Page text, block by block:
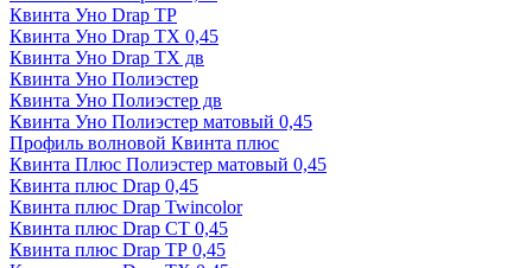
Квинта Уно Drap ТР
Квинта Уно Drap ТХ 0,45
Квинта Уно Drap ТХ дв
Квинта Уно Полиэстер
Квинта Уно Полиэстер дв
Квинта Уно Полиэстер матовый 0,45
Профиль волновой Квинта плюс
Квинта Плюс Полиэстер матовый 0,45
Квинта плюс Drap 0,45
Квинта плюс Drap Twincolor
Квинта плюс Drap СТ 0,45
Квинта плюс Drap ТР 0,45